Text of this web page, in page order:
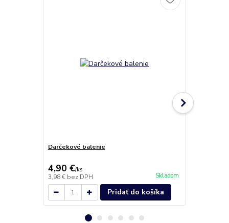
Darčekové balenie
4,90 €/ks
3,98 € bez DPH Skladom
Pridať do košíka